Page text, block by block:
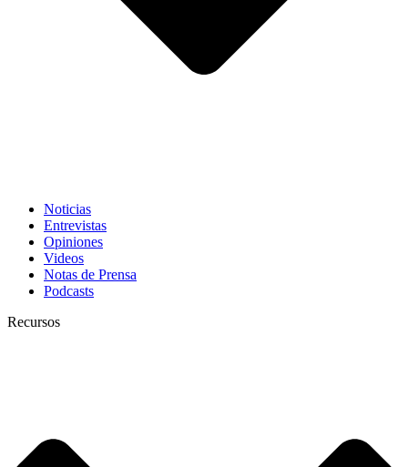
Noticias
Entrevistas
Opiniones
Videos
Notas de Prensa
Podcasts
Recursos